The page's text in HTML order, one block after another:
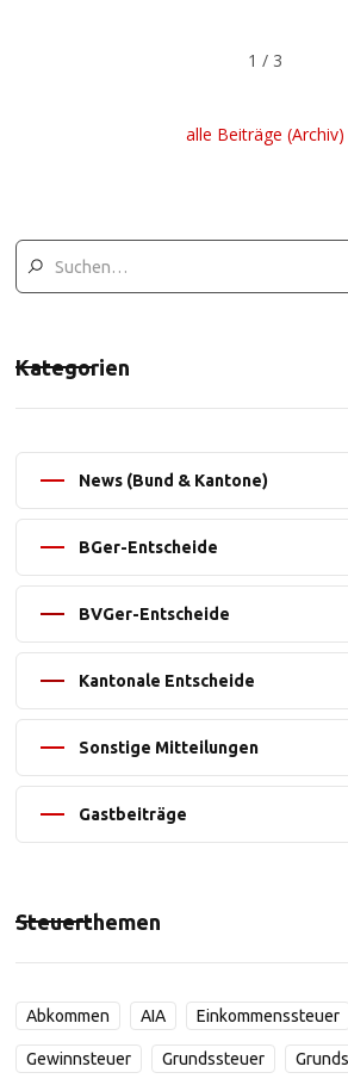
1 / 3
alle Beiträge (Archiv)
Kategorien
News (Bund & Kantone)
BGer-Entscheide
BVGer-Entscheide
Kantonale Entscheide
Sonstige Mitteilungen
Gastbeiträge
Steuerthemen
Abkommen AIA Einkommenssteuer
Gewinnsteuer Grundssteuer